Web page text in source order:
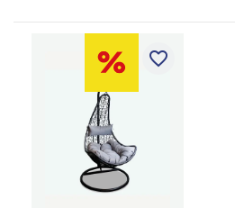
favorite_border